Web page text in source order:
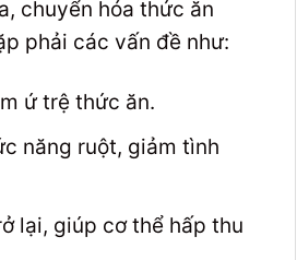
chuyển hóa thức ăn
phải các vấn đề như:
ứ trệ thức ăn.
năng ruột, giảm tình
lại, giúp cơ thể hấp thu